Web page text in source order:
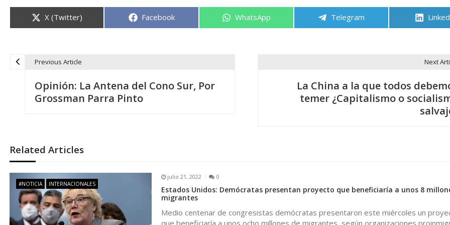
Compartir
en
X (Twitter) Compartir
Facebook Compartir
WhatsApp Compartir
Telegram
e
g
a
Previous Article
Opinión: La Antena del Cono Sur, Por
Grossman Parra Pinto
Next
La China a la que todos
temer ¿Capitalismo o
Related Articles
#NOTICIA INTERNACIONALES
julio 21, 2022 0
Estados Unidos: Demócratas presentan proyecto que beneficiaría a unos 8
migrantes
Medio centenar de congresistas demócratas presentaron este miércoles un